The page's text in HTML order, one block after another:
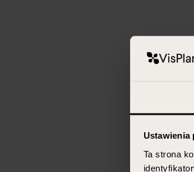
Ustawienia
Ta strona